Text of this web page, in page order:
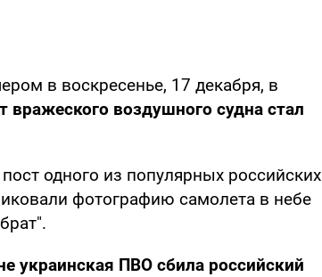
в воскресенье, 17 декабря, в
вражеского воздушного судна стал
одного из популярных российских
фотографию самолета в небе
украинская ПВО сбила российский